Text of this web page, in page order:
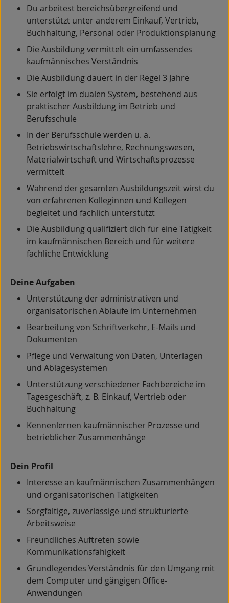
Du arbeitest bereichsübergreifend und
unterstützt unter anderem Einkauf, Vertrieb,
Buchhaltung, Personal oder Produktionsplanung
Die Ausbildung vermittelt ein umfassendes
kaufmännisches Verständnis
Die Ausbildung dauert in der Regel 3 Jahre
Sie erfolgt im dualen System, bestehend aus
praktischer Ausbildung im Betrieb und
Berufsschule
In der Berufsschule werden u. a.
Betriebswirtschaftslehre, Rechnungswesen,
Materialwirtschaft und Wirtschaftsprozesse
vermittelt
Während der gesamten Ausbildungszeit wirst du
von erfahrenen Kolleginnen und Kollegen
begleitet und fachlich unterstützt
Die Ausbildung qualifiziert dich für eine Tätigkeit
im kaufmännischen Bereich und für weitere
fachliche Entwicklung
Deine Aufgaben
Unterstützung der administrativen und
organisatorischen Abläufe im Unternehmen
Bearbeitung von Schriftverkehr, E-Mails und
Dokumenten
Pflege und Verwaltung von Daten, Unterlagen
und Ablagesystemen
Unterstützung verschiedener Fachbereiche im
Tagesgeschäft, z. B. Einkauf, Vertrieb oder
Buchhaltung
Kennenlernen kaufmännischer Prozesse und
betrieblicher Zusammenhänge
Dein Profil
Interesse an kaufmännischen Zusammenhängen
und organisatorischen Tätigkeiten
Sorgfältige, zuverlässige und strukturierte
Arbeitsweise
Freundliches Auftreten sowie
Kommunikationsfähigkeit
Grundlegendes Verständnis für den Umgang mit
dem Computer und gängigen Office-
Anwendungen